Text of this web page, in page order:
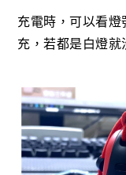
充電時，可以看
充，若都是白燈就